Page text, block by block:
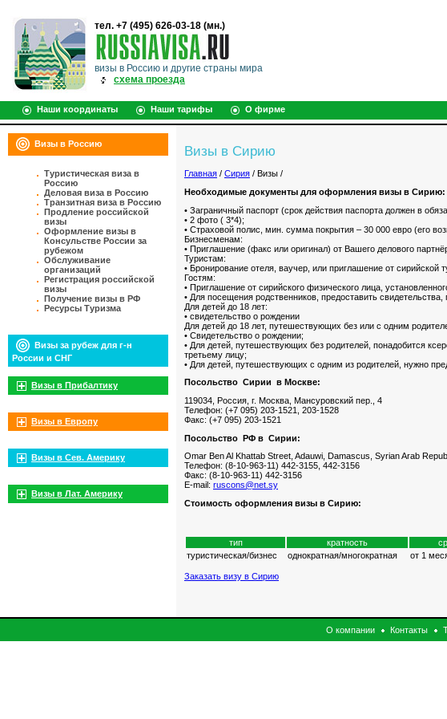
тел. +7 (495) 626-03-18 (мн.)
визы в Россию и другие страны мира
схема проезда
Наши координаты Наши тарифы О фирме
Визы в Россию
Туристическая виза в
Россию
Деловая виза в Россию
Транзитная виза в Россию
Продление российской
визы
Оформление визы в
Консульстве России за
рубежом
Обслуживание
организаций
Регистрация российской
визы
Получение визы в РФ
Ресурсы Туризма
Визы за рубеж для г-н
России и СНГ
Визы в Прибалтику
Визы в Европу
Визы в Сев. Америку
Визы в Лат. Америку
Визы в Сирию
Главная / Сирия / Визы /
Необходимые документы для оформления визы в Сирию:
• Заграничный паспорт (срок действия паспорта должен в
• 2 фото ( 3*4);
• Страховой полис, мин. сумма покрытия – 30 000 евро (его
Бизнесменам:
• Приглашение (факс или оригинал) от Вашего делового
Туристам:
• Бронирование отеля, ваучер, или приглашение от сирийской
Гостям:
• Приглашение от сирийского физического лица,
• Для посещения родственников, предоставить
Для детей до 18 лет:
• свидетельство о рождении
Для детей до 18 лет, путешествующих без или с одним
• Свидетельство о рождении;
• Для детей, путешествующих без родителей, понадобится
третьему лицу;
• Для детей, путешествующих с одним из родителей, нужно
Посольство Сирии в Москве:
119034, Россия, г. Москва, Мансуровский пер., 4
Телефон: (+7 095) 203-1521, 203-1528
Факс: (+7 095) 203-1521
Посольство РФ в Сирии:
Omar Ben Al Khattab Street, Adauwi, Damascus, Syrian Arab
Телефон: (8-10-963-11) 442-3155, 442-3156
Факс: (8-10-963-11) 442-3156
E-mail: ruscons@net.sy
Стоимость оформления визы в Сирию:
тип кратность
туристическая/бизнес
однократная/многократная от 1
Заказать визу в Сирию
О компании Контакты